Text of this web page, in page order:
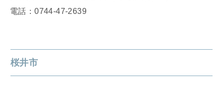
電話：0744-47-2639
桜井市